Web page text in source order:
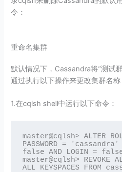
令：
重命名集群
默认情况下，Cassandra将“测试
通过执行以下操作来更改集群名称
1.在cqlsh shell中运行以下命令：
master@cqlsh> ALTER
PASSWORD = 'cassandra'
false AND LOGIN =
master@cqlsh> REVOKE
ALL KEYSPACES FROM